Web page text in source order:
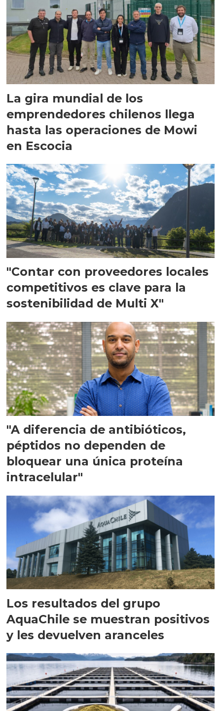
La gira mundial de los
emprendedores chilenos llega
hasta las operaciones de Mowi
en Escocia
"Contar con proveedores locales
competitivos es clave para la
sostenibilidad de Multi X"
"A diferencia de antibióticos,
péptidos no dependen de
bloquear una única proteína
intracelular"
Los resultados del grupo
AquaChile se muestran positivos
y les devuelven aranceles